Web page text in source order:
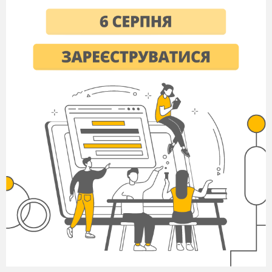
поиграть с вами. Вы готовы?
П. Актуализация опорных знаний.
1. «Волшебная ромашка морфем слова.